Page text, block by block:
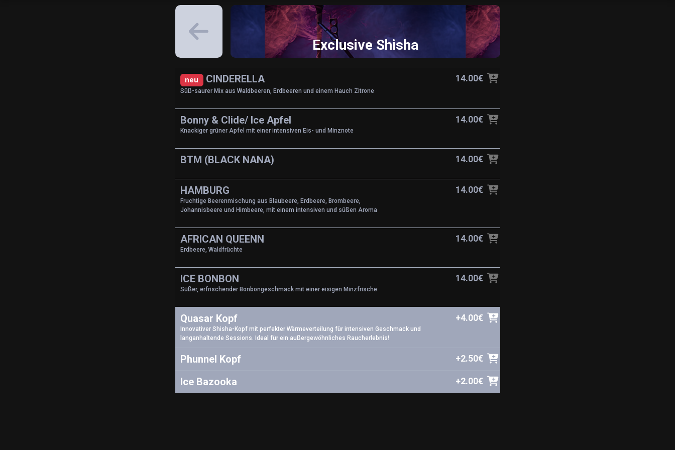
Exclusive Shisha
neu CINDERELLA 14.00€
Süß-saurer Mix aus Waldbeeren, Erdbeeren und einem Hauch Zitrone
Bonny & Clide/ Ice Apfel 14.00€
Knackiger grüner Apfel mit einer intensiven Eis- und Minznote
BTM (BLACK NANA) 14.00€
HAMBURG 14.00€
Fruchtige Beerenmischung aus Blaubeere, Erdbeere, Brombeere,
Johannisbeere und Himbeere, mit einem intensiven und süßen Aroma
AFRICAN QUEENN 14.00€
Erdbeere, Waldfrüchte
ICE BONBON 14.00€
Süßer, erfrischender Bonbongeschmack mit einer eisigen Minzfrische
Quasar Kopf +4.00€
Innovativer Shisha-Kopf mit perfekter Wärmeverteilung für intensiven Geschmack und
langanhaltende Sessions. Ideal für ein außergewöhnliches Raucherlebnis!
Phunnel Kopf +2.50€
Ice Bazooka +2.00€